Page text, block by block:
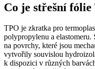
Co je střešní fólie
TPO je zkratka pro
polypropylenu a
na povrchy, které jsou
vytvořily souvislou
k dispozici v různých